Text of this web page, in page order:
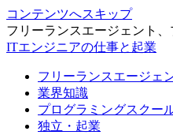
コンテンツへスキップ
フリーランスエージェント
ITエンジニアの仕事と起業
フリーランスエージェ
業界知識
プログラミングスクー
独立・起業